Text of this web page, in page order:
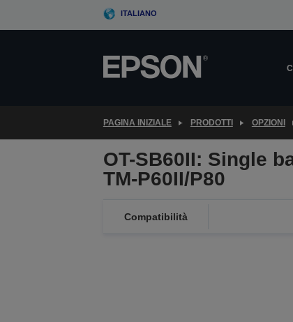
ITALIANO
PAGINA INIZIALE PRODOTTI OPZIONI
OT-SB60II: Single
TM-P60II/P80
Compatibilità